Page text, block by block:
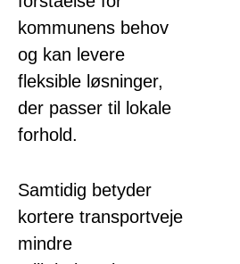
kommunens behov
og kan levere
fleksible løsninger,
der passer til lokale
forhold.
Samtidig betyder
kortere transportveje
mindre